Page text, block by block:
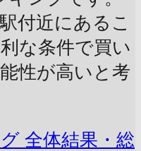
付近にあるこ
な条件で買い
性が高いと考
全体結果・総